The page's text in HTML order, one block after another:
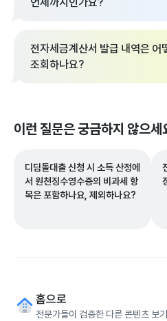
전자세금계산서 발급 내역은 어
조회하나요?
이런 질문은 궁금하지 않으세
디딤돌대출 신청 시 소득 산정에
서 원천징수영수증의 비과세 항
목은 포함하나요, 제외하나요?
홈으로
전문가들이 검증한 다른 콘텐츠 보기